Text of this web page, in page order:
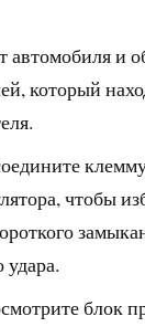
автомобиля и
который
чтобы
удара.
блок